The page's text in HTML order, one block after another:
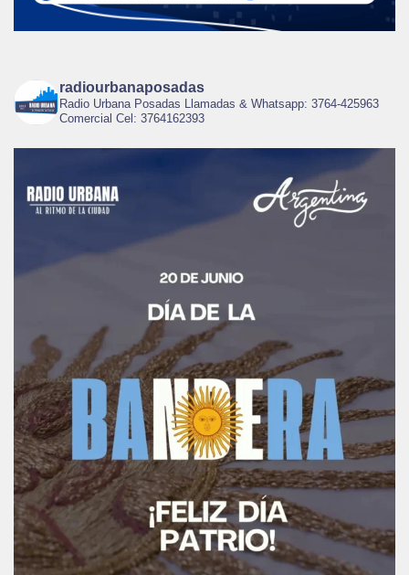
radiourbanaposadas
Radio Urbana Posadas Llamadas & Whatsapp: 3764-425963
Comercial Cel: 3764162393